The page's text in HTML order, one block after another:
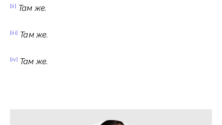
[ii] Там же.
[iii] Там же.
[iv] Там же.